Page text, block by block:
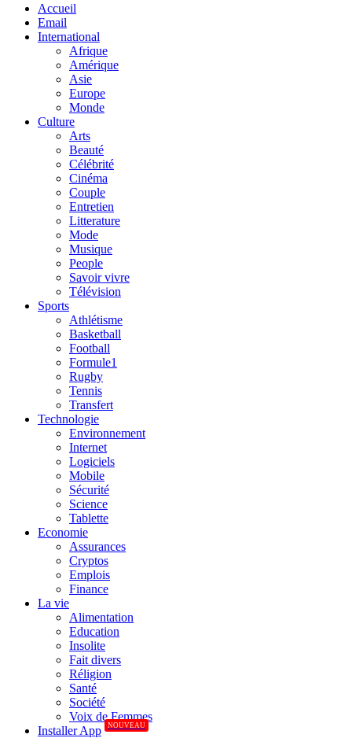
Accueil
Email
International
Afrique
Amérique
Asie
Europe
Monde
Culture
Arts
Beauté
Célébrité
Cinéma
Couple
Entretien
Litterature
Mode
Musique
People
Savoir vivre
Télévision
Sports
Athlétisme
Basketball
Football
Formule1
Rugby
Tennis
Transfert
Technologie
Environnement
Internet
Logiciels
Mobile
Sécurité
Science
Tablette
Economie
Assurances
Cryptos
Emplois
Finance
La vie
Alimentation
Education
Insolite
Fait divers
Réligion
Santé
Société
Voix de Femmes
Installer App
NOUVEAU